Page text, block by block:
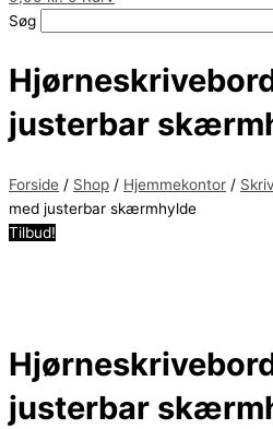
Søg
justerbar
Forside / Shop / Hjemmekontor /
med justerbar skærmhylde
Tilbud!
justerbar